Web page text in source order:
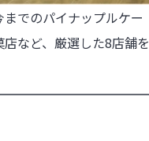
でのパイナップルケー
など、厳選した8店舗を